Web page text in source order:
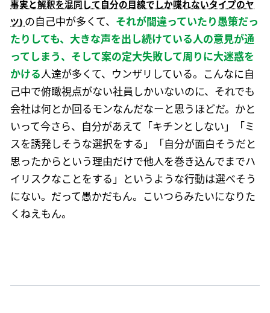
の自己中が多くて、 それが間違っていたり愚策だっ
たりしても、大きな声を出し続けている人の意見が通
ってしまう、そして案の定大失敗して周りに大迷惑を
かける 人達が多くて、ウンザリしている。こんなに自
己中で俯瞰視点がない社員しかいないのに、それでも
会社は何とか回るモンなんだなーと思うほどだ。かと
いって今さら、自分があえて「キチンとしない」「ミ
スを誘発しそうな選択をする」「自分が面白そうだと
思ったからという理由だけで他人を巻き込んでまでハ
イリスクなことをする」というような行動は選べそう
にない。だって愚かだもん。こいつらみたいになりた
くねえもん。